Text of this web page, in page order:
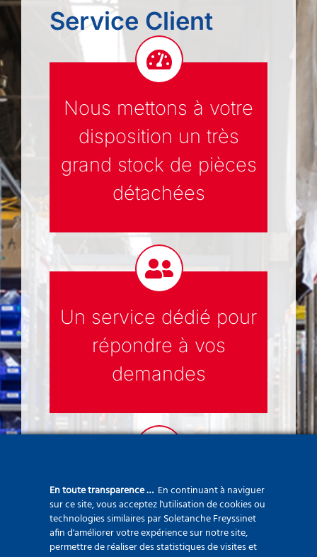
Service Client
Nous mettons à votre
disposition un très
grand stock de pièces
détachées
Un service dédié pour
répondre à vos
demandes
Des techniciens
formés en continu sur
En toute transparence … En continuant à naviguer
sur ce site, vous acceptez l'utilisation de cookies ou
technologies similaires par Soletanche Freyssinet
afin d'améliorer votre expérience sur notre site,
permettre de réaliser des statistiques de visites et